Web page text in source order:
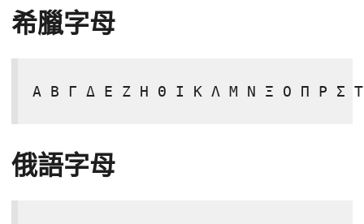
希臘字母
Α Β Γ Δ Ε Ζ Η Θ Ι Κ Λ Μ Ν Ξ Ο Π Ρ Σ
俄語字母